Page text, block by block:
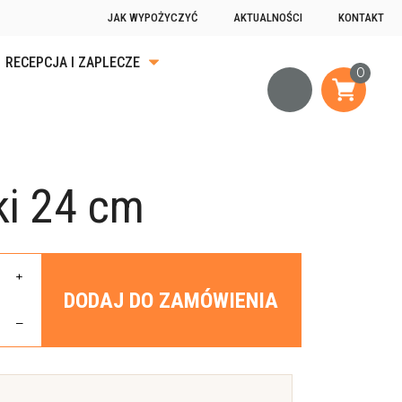
JAK WYPOŻYCZYĆ AKTUALNOŚCI KONTAKT
RECEPCJA I ZAPLECZE
OGRZEWANIE
24 cm
+
–
DODAJ DO ZAMÓWIENIA